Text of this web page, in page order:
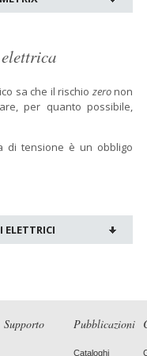
sa che il rischio zeronon
per quanto possibile,
di tensione è un obbligo
ELETTRICI
Supporto Pubblicazioni
Cataloghi